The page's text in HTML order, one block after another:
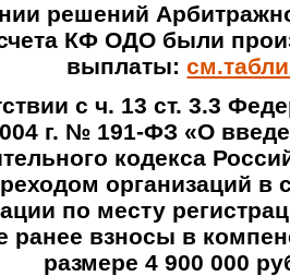
решений
КФ ОДО были
выплаты:
с ч. 13 ст. 3.3
г. № 191-ФЗ «О
кодекса
организаций в
по месту
ранее взносы в
размере 4 900 000